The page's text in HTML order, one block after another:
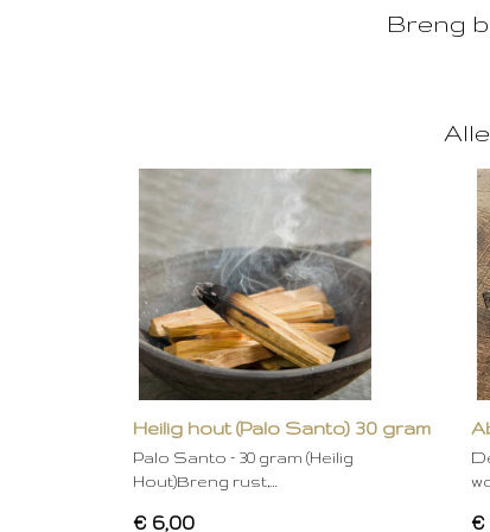
Breng
Heilig hout (Palo Santo) 30 gram
Palo Santo – 30 gram (Heilig
Hout)Breng rust,…
€ 6,00 €